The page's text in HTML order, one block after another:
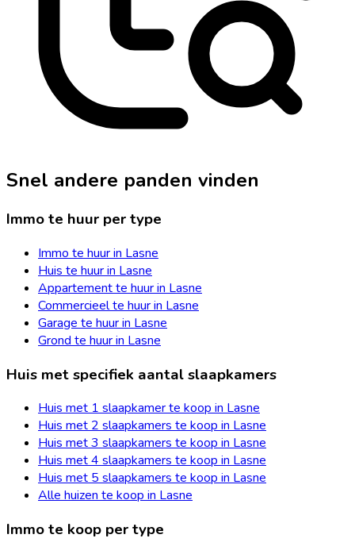
Snel andere panden vinden
Immo te huur per type
Immo te huur in Lasne
Huis te huur in Lasne
Appartement te huur in Lasne
Commercieel te huur in Lasne
Garage te huur in Lasne
Grond te huur in Lasne
Huis met specifiek aantal slaapkamers
Huis met 1 slaapkamer te koop in Lasne
Huis met 2 slaapkamers te koop in Lasne
Huis met 3 slaapkamers te koop in Lasne
Huis met 4 slaapkamers te koop in Lasne
Huis met 5 slaapkamers te koop in Lasne
Alle huizen te koop in Lasne
Immo te koop per type